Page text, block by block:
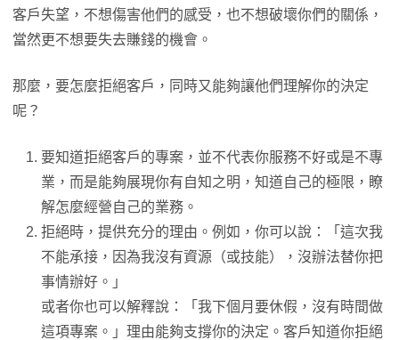
客戶失望，不想傷害他們的感受，也不想破壞你們的關係，
當然更不想要失去賺錢的機會。
那麼，要怎麼拒絕客戶，同時又能夠讓他們理解你的決定
呢？
要知道拒絕客戶的專案，並不代表你服務不好或是不專
業，而是能夠展現你有自知之明，知道自己的極限，瞭
解怎麼經營自己的業務。
拒絕時，提供充分的理由。例如，你可以說：「這次我
不能承接，因為我沒有資源（或技能），沒辦法替你把
事情辦好。」
或者你也可以解釋說：「我下個月要休假，沒有時間做
這項專案。」理由能夠支撐你的決定。客戶知道你拒絕